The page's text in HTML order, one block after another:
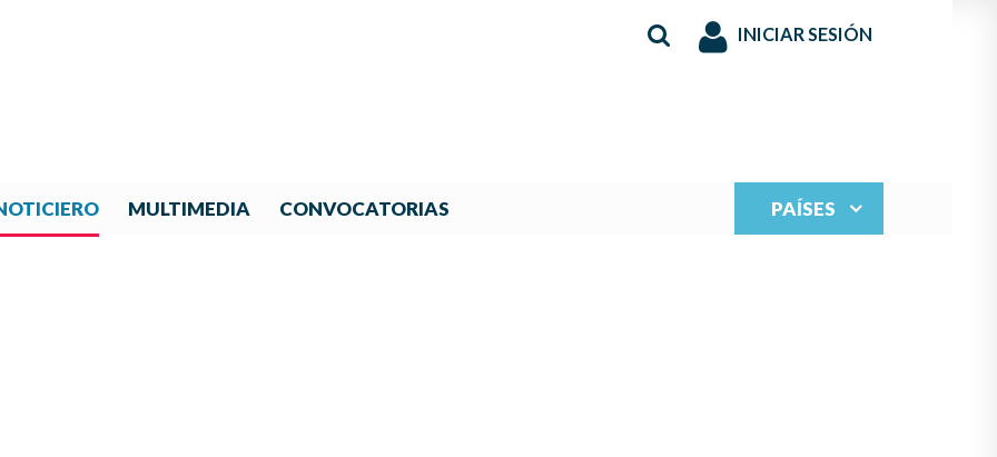
INICIAR SESIÓN
MULTIMEDIA CONVOCATORIAS PAÍSES